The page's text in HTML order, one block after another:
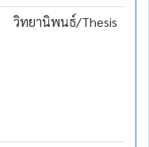
วิทยานิพนธ์/Thesis